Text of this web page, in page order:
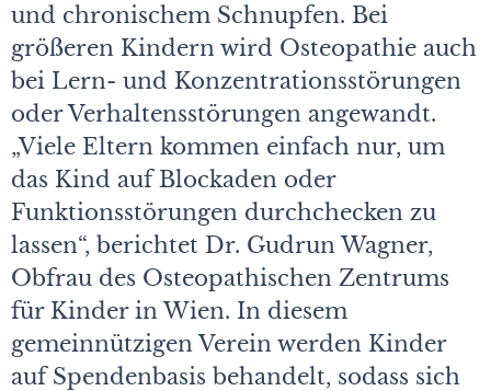
und chronischem Schnupfen. Bei
größeren Kindern wird Osteopathie auch
bei Lern- und Konzentrationsstörungen
oder Verhaltensstörungen angewandt.
„Viele Eltern kommen einfach nur, um
das Kind auf Blockaden oder
Funktionsstörungen durchchecken zu
lassen“, berichtet Dr. Gudrun Wagner,
Obfrau des Osteopathischen Zentrums
für Kinder in Wien. In diesem
gemeinnützigen Verein werden Kinder
auf Spendenbasis behandelt, sodass sich